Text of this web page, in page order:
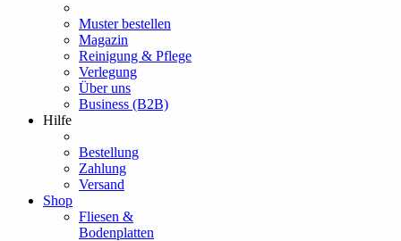
Muster bestellen
Magazin
Reinigung & Pflege
Verlegung
Über uns
Business (B2B)
Hilfe
Bestellung
Zahlung
Versand
Shop
Fliesen &
Bodenplatten